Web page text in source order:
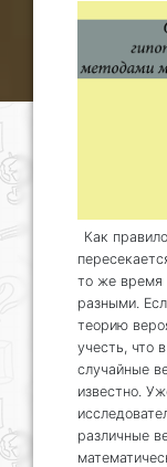
Как
то же время
разными.
теорию
учесть, что
случайные
известно.
различные